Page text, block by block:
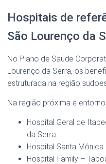
Hospitais de
São Lourenço da
No Plano de Saúde
Lourenço da Serra, os
estruturada na região
Na região próxima e entorno:
Hospital Geral de
da Serra
Hospital Santa
Hospital Family –